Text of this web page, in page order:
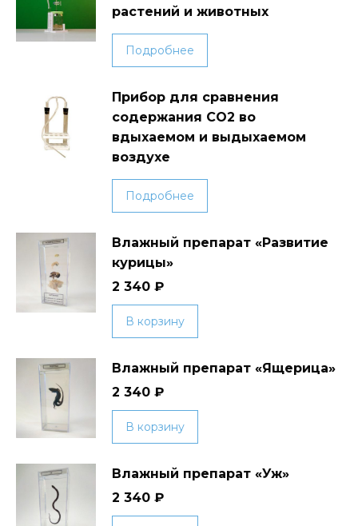
растений и животных
Подробнее
Прибор для сравнения
содержания СО2 во
вдыхаемом и выдыхаемом
воздухе
Подробнее
Влажный препарат «Развитие
курицы»
2 340 ₽
В корзину
Влажный препарат «Ящерица»
2 340 ₽
В корзину
Влажный препарат «Уж»
2 340 ₽